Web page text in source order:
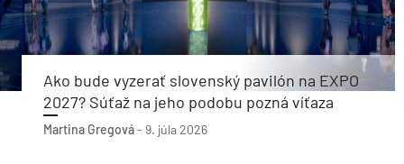
Ako bude vyzerať slovenský pavilón na EXPO
2027? Súťaž na jeho podobu pozná víťaza
Martina Gregová- 9. júla 2026